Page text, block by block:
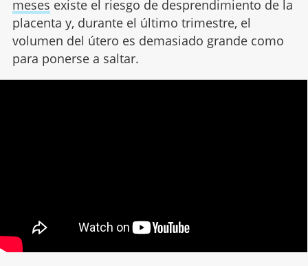
meses existe el riesgo de desprendimiento de la
placenta y, durante el último trimestre, el
volumen del útero es demasiado grande como
para ponerse a saltar.